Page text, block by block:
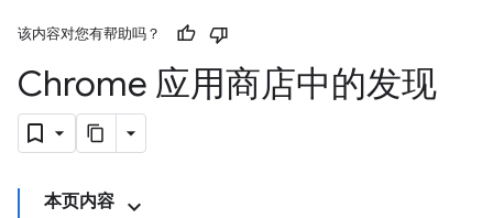
该内容对您有帮助吗？
Chrome 应用商店中的发现
本页内容